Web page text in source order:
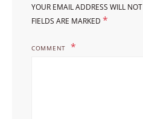
YOUR EMAIL ADDRESS WILL
FIELDS ARE MARKED *
COMMENT